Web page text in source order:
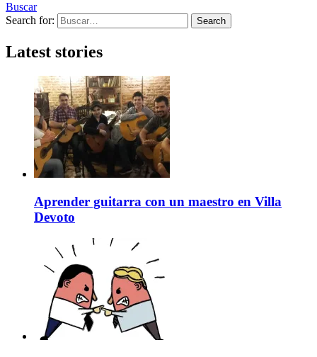
Buscar
Search for:
Search
Latest stories
Aprender guitarra con un maestro en Villa
Devoto